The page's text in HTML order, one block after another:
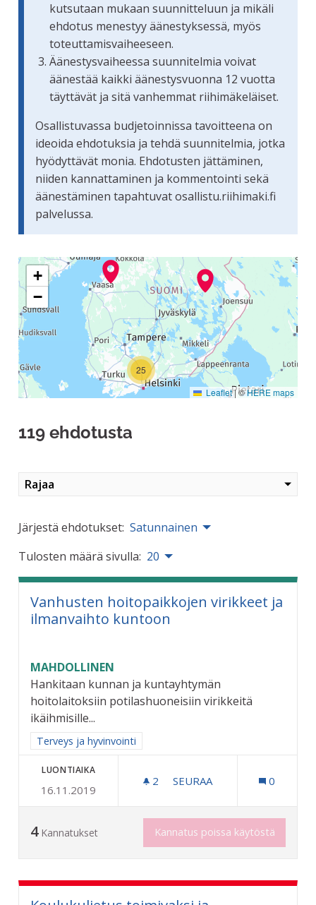
kutsutaan mukaan suunnitteluun ja mikäli
ehdotus menestyy äänestyksessä, myös
toteuttamisvaiheeseen.
Äänestysvaiheessa suunnitelmia voivat
äänestää kaikki äänestysvuonna 12 vuotta
täyttävät ja sitä vanhemmat riihimäkeläiset.
Osallistuvassa budjetoinnissa tavoitteena on
ideoida ehdotuksia ja tehdä suunnitelmia, jotka
hyödyttävät monia. Ehdotusten jättäminen,
niiden kannattaminen ja kommentointi sekä
äänestäminen tapahtuvat osallistu.riihimaki.fi
palvelussa.
Seuraavassa elementissä on kartta, joka esittää
25
+
−
Leaflet|©HERE maps
119 ehdotusta
Rajaa
Järjestä ehdotukset: Satunnainen
Tulosten määrä sivulla: 20
Vanhusten hoitopaikkojen virikkeet ja
ilmanvaihto kuntoon
MAHDOLLINEN
Hankitaan kunnan ja kuntayhtymän
hoitolaitoksiin potilashuoneisiin virikkeitä
ikäihmisille...
Rajaa tulokset aihepiirin mukaan: Terveys ja hyvinvointi
Terveys ja hyvinvointi
LUONTIAIKA
16.11.2019
2 2 SEURAAJAA
SEURAA 0
4 Kannatukset Kannatus poissa käytöstä